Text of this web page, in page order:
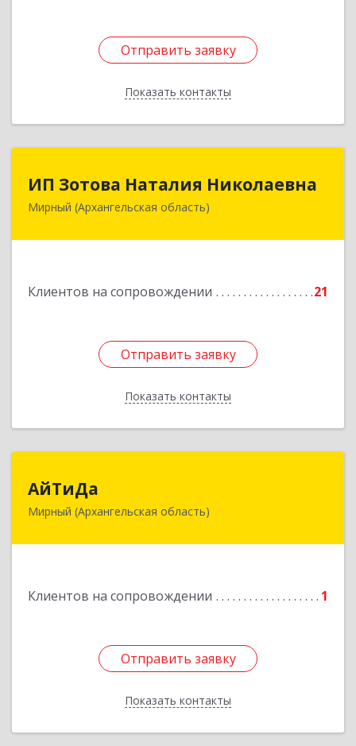
Отправить заявку
Показать контакты
Отправить заявку
Назад
ИП Зотова Наталия Николаевна
Мирный (Архангельская область)
Клиентов на сопровождении 21
Отправить заявку
Показать контакты
164170, г.Мирный, Архангельской обл.,
Отправить заявку
Назад
АйТиДа
Мирный (Архангельская область)
Клиентов на сопровождении 1
Отправить заявку
Показать контакты
164170, Архангельская обл, Мирный г,
Отправить заявку
Назад